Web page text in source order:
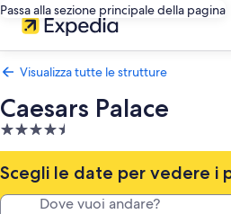
Passa alla sezione principale della pagina
Visualizza tutte le strutture
Caesars Palace
Struttura
a
4.5
stelle
Scegli le date per vedere i
Dove vuoi andare?